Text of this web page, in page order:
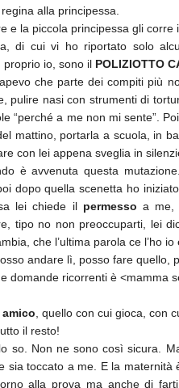
alla principessa.
e la piccola principessa gli
di cui vi ho riportato solo
proprio io, sono il POLIZIOTTO
che parte dei compiti più
pulire nasi con strumenti di
“perché a me non mi sente”.
mattino, portarla a scuola, in
con lei appena sveglia in
è avvenuta questa
dopo quella scenetta ho
lei chiede il permesso a me,
tipo no non preoccuparti, lei
che l’ultima parola ce l’ho
andare lì, posso fare quello,
domande ricorrenti è <mamma
, quello con cui gioca, con
il resto!
so. Non ne sono così sicura.
sia toccato a me. E la
alla prova ma anche di